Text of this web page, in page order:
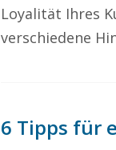
Loyalität Ihres
verschiedene
6 Tipps für